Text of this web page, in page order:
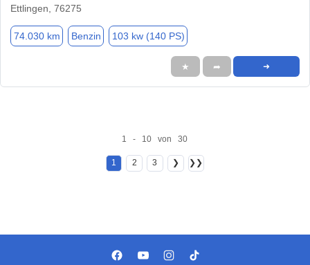
Ettlingen, 76275
74.030 km Benzin 103 kw (140 PS)
★ ➦ ➜
1 - 10 von 30
1 2 3 ❯ ❯❯